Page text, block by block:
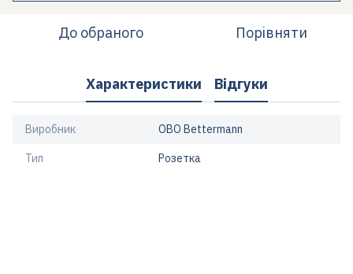
До обраного Порівняти
Характеристики Відгуки
Виробник OBO Bettermann
Тип Розетка